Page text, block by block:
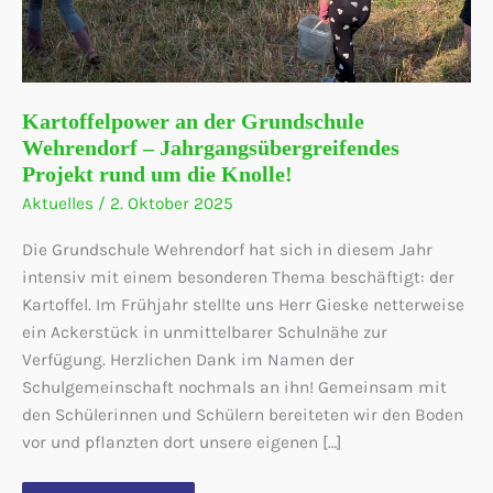
Kartoffelpower an der Grundschule
Wehrendorf – Jahrgangsübergreifendes
Projekt rund um die Knolle!
Aktuelles / 2. Oktober 2025
Die Grundschule Wehrendorf hat sich in diesem Jahr
intensiv mit einem besonderen Thema beschäftigt: der
Kartoffel. Im Frühjahr stellte uns Herr Gieske netterweise
ein Ackerstück in unmittelbarer Schulnähe zur
Verfügung. Herzlichen Dank im Namen der
Schulgemeinschaft nochmals an ihn! Gemeinsam mit
den Schülerinnen und Schülern bereiteten wir den Boden
vor und pflanzten dort unsere eigenen […]